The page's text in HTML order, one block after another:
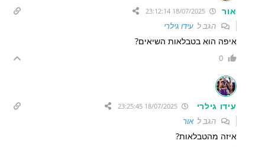
אור
הגב לעידו גילרי
איפה הוא בטבלאות השיאים?
0
עידו גילרי 18/07/2025 23:25:45
הגב לאור
איזה מהטבלאות?